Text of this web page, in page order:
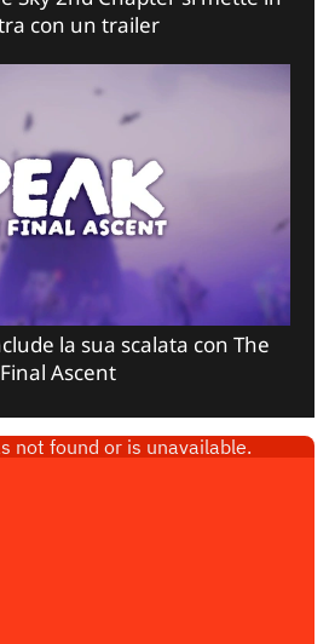
con un trailer
la sua scalata con The
Final Ascent